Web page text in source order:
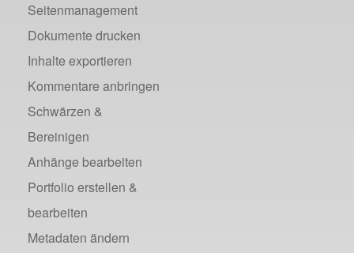
Seitenmanagement
Dokumente drucken
Inhalte exportieren
Kommentare anbringen
Schwärzen &
Bereinigen
Anhänge bearbeiten
Portfolio erstellen &
bearbeiten
Metadaten ändern